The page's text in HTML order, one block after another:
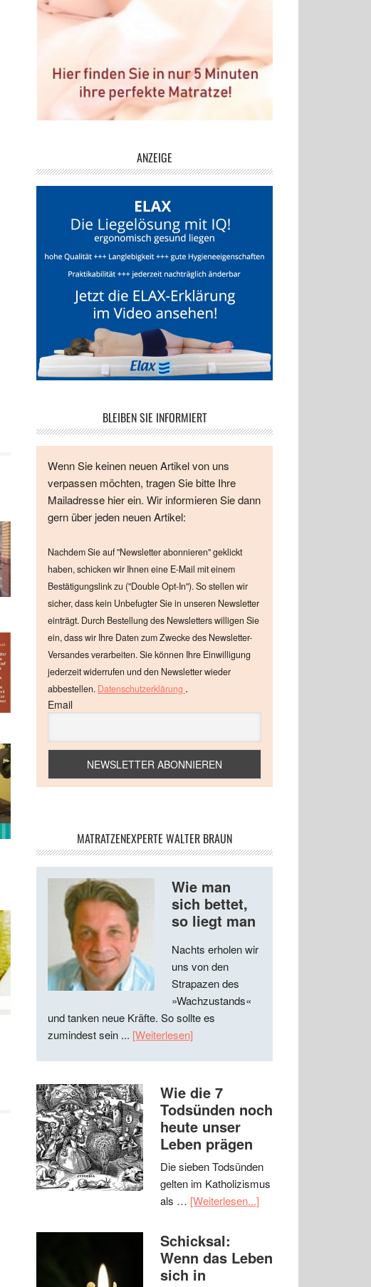
ANZEIGE
BLEIBEN SIE INFORMIERT
Wenn Sie keinen neuen Artikel von uns
verpassen möchten, tragen Sie bitte Ihre
Mailadresse hier ein. Wir informieren Sie dann
gern über jeden neuen Artikel:
Nachdem Sie auf "Newsletter abonnieren" geklickt
haben, schicken wir Ihnen eine E-Mail mit einem
Bestätigungslink zu ("Double Opt-In"). So stellen wir
sicher, dass kein Unbefugter Sie in unseren Newsletter
einträgt. Durch Bestellung des Newsletters willigen Sie
ein, dass wir Ihre Daten zum Zwecke des Newsletter-
Versandes verarbeiten. Sie können Ihre Einwilligung
jederzeit widerrufen und den Newsletter wieder
abbestellen. Datenschutzerklärung .
Email
MATRATZENEXPERTE WALTER BRAUN
Wie man
sich bettet,
so liegt man
Nachts erholen wir
uns von den
Strapazen des
»Wachzustands«
und tanken neue Kräfte. So sollte es
zumindest sein ... [Weiterlesen]
Wie die 7
Todsünden noch
heute unser
Leben prägen
Die sieben Todsünden
gelten im Katholizismus
als … [Weiterlesen...]
Schicksal:
Wenn das Leben
sich in